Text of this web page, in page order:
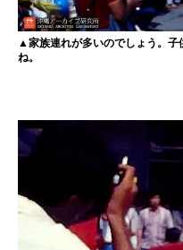
▲家族連れが多いのでしょう。子
ね。